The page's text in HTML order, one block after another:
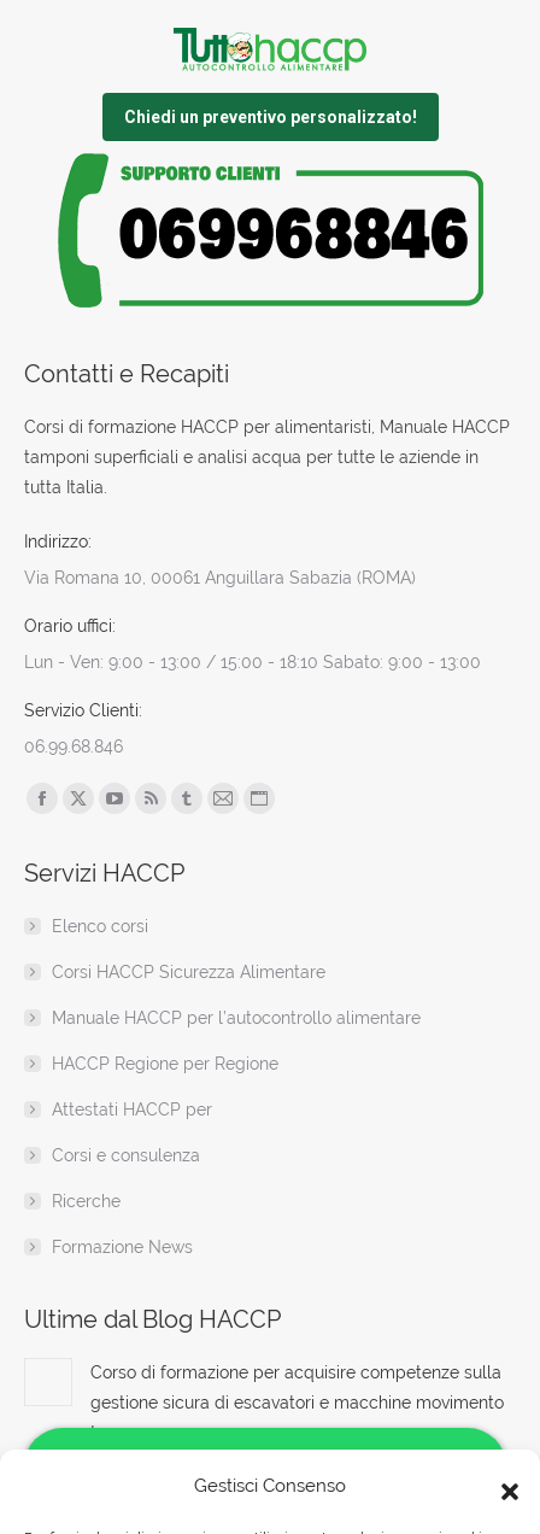
Gestisci Consenso
Chiedi un preventivo personalizzato!
Contatti e Recapiti
Corsi di formazione HACCP per alimentaristi, Manuale HACCP
tamponi superficiali e analisi acqua per tutte le aziende in
tutta Italia.
Indirizzo:
Via Romana 10, 00061 Anguillara Sabazia (ROMA)
Orario uffici:
Lun - Ven: 9:00 - 13:00 / 15:00 - 18:10 Sabato: 9:00 - 13:00
Servizio Clienti:
06.99.68.846
Find us on:
Facebook
opens
new
window
X
opens
new
window
opens
new
window
opens
window
Tumblr
window
Mail
window
Sito
new
Servizi HACCP
Elenco corsi
Corsi HACCP Sicurezza Alimentare
Manuale HACCP per l’autocontrollo alimentare
HACCP Regione per Regione
Attestati HACCP per
Corsi e consulenza
Ricerche
Formazione News
Ultime dal Blog HACCP
Corso di formazione per acquisire competenze sulla
gestione sicura di escavatori e macchine movimento
terra